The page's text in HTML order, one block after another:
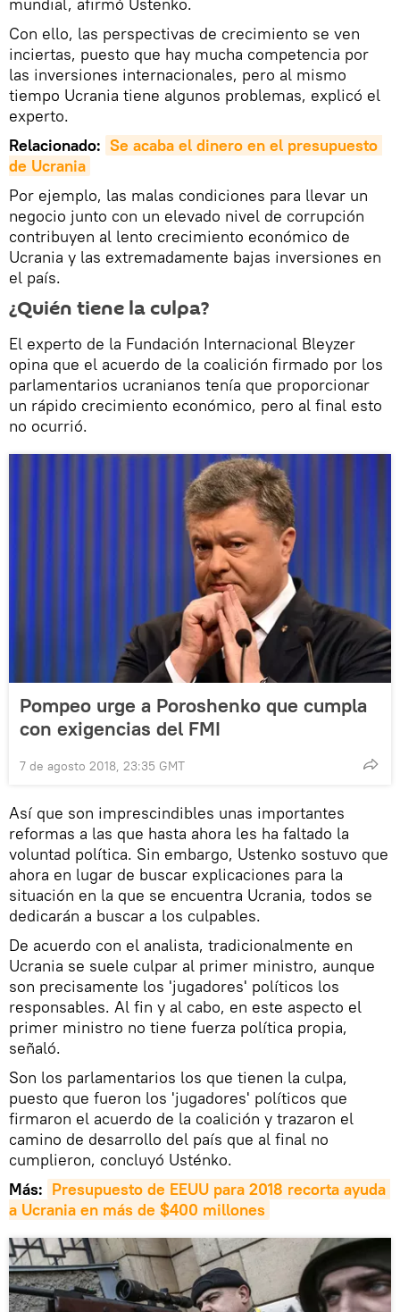
mundial, afirmó Ustenko.
Con ello, las perspectivas de crecimiento se ven
inciertas, puesto que hay mucha competencia por
las inversiones internacionales, pero al mismo
tiempo Ucrania tiene algunos problemas, explicó el
experto.
Relacionado: Se acaba el dinero en el presupuesto
de Ucrania
Por ejemplo, las malas condiciones para llevar un
negocio junto con un elevado nivel de corrupción
contribuyen al lento crecimiento económico de
Ucrania y las extremadamente bajas inversiones en
el país.
¿Quién tiene la culpa?
El experto de la Fundación Internacional Bleyzer
opina que el acuerdo de la coalición firmado por los
parlamentarios ucranianos tenía que proporcionar
un rápido crecimiento económico, pero al final esto
no ocurrió.
Pompeo urge a Poroshenko que cumpla
con exigencias del FMI
7 de agosto 2018, 23:35 GMT
Así que son imprescindibles unas importantes
reformas a las que hasta ahora les ha faltado la
voluntad política. Sin embargo, Ustenko sostuvo que
ahora en lugar de buscar explicaciones para la
situación en la que se encuentra Ucrania, todos se
dedicarán a buscar a los culpables.
De acuerdo con el analista, tradicionalmente en
Ucrania se suele culpar al primer ministro, aunque
son precisamente los 'jugadores' políticos los
responsables. Al fin y al cabo, en este aspecto el
primer ministro no tiene fuerza política propia,
señaló.
Son los parlamentarios los que tienen la culpa,
puesto que fueron los 'jugadores' políticos que
firmaron el acuerdo de la coalición y trazaron el
camino de desarrollo del país que al final no
cumplieron, concluyó Usténko.
Más: Presupuesto de EEUU para 2018 recorta ayuda
a Ucrania en más de $400 millones